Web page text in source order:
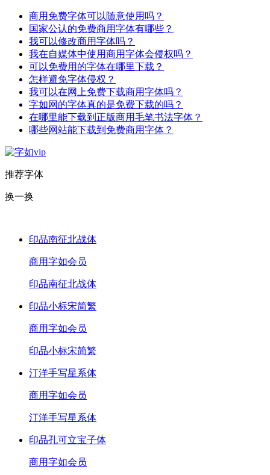
商用免费字体可以随意使用吗？
国家公认的免费商用字体有哪些？
我可以修改商用字体吗？
我在自媒体中使用商用字体会侵权吗？
可以免费用的字体在哪里下载？
怎样避免字体侵权？
我可以在网上免费下载商用字体吗？
字如网的字体真的是免费下载的吗？
在哪里能下载到正版商用毛笔书法字体？
哪些网站能下载到免费商用字体？
推荐字体
换一换
印品南征北战体
商用字如会员
印品南征北战体
印品小标宋简繁
商用字如会员
印品小标宋简繁
汀洋手写星系体
商用字如会员
汀洋手写星系体
印品孔可立宝子体
商用字如会员